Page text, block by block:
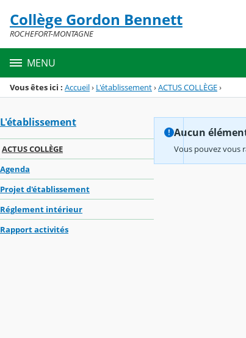
Menu de la rubrique
Contenu
Collège Gordon Bennett
ROCHEFORT-MONTAGNE
MENU
Vous êtes ici : Accueil› L'établissement›ACTUS COLLÈGE›
L'établissement
ACTUS COLLÈGE
Agenda
Projet d'établissement
Réglement intérieur
Rapport activités
Aucun
Vous pouvez vous